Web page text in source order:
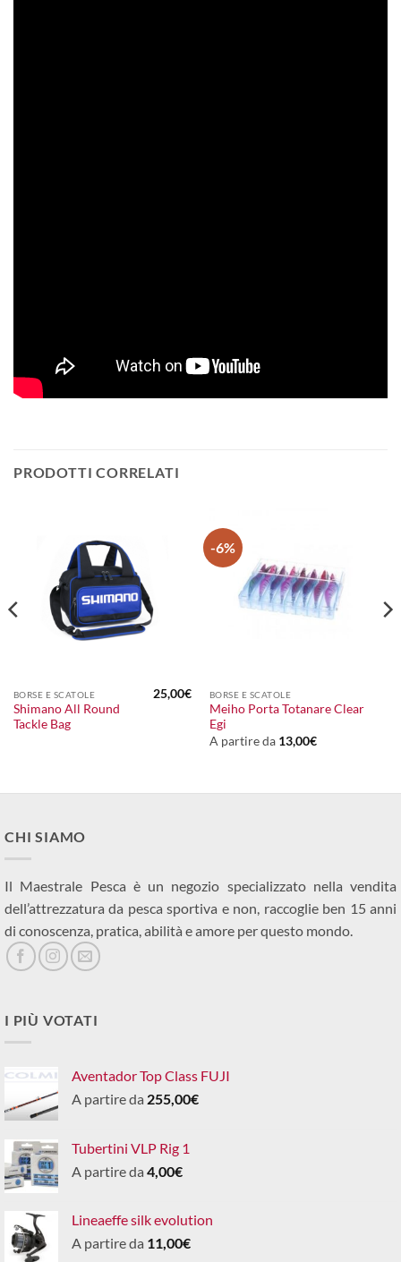
PRODOTTI CORRELATI
BORSE E SCATOLE
Shimano All Round
Tackle Bag
25,00€
-6%
BORSE E SCATOLE
Meiho Porta Totanare Clear
Egi
A partire da 13,00€
CHI SIAMO
Il Maestrale Pesca è un negozio specializzato nella vendita
dell’attrezzatura da pesca sportiva e non, raccoglie ben 15 anni
di conoscenza, pratica, abilità e amore per questo mondo.
I PIÙ VOTATI
Aventador Top Class FUJI
A partire da 255,00€
Tubertini VLP Rig 1
A partire da 4,00€
Lineaeffe silk evolution
A partire da 11,00€